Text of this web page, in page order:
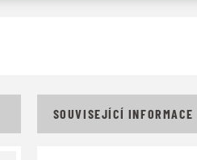
SOUVISEJÍCÍ INFORMACE